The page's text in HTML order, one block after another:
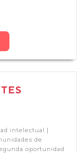
intelectual |
de
oportunidad